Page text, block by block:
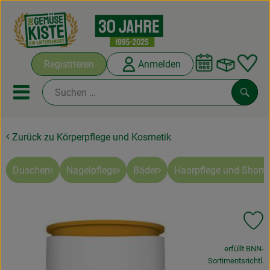
Registrieren Anmelden
Mobiles Menu öffnen oder
Abokisten
Kochboxen
Frisches
Zurück zu Körperpflege und Kosmetik
Duschen Nagelpflege Bäder Haarpflege und
, Verband:
erfüllt BNN-
Sortimentsrichtl.